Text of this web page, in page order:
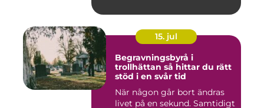
15. jul
Begravningsbyrå i
trollhättan så hittar du rätt
stöd i en svår tid
När någon går bort ändras
livet på en sekund. Samtidigt